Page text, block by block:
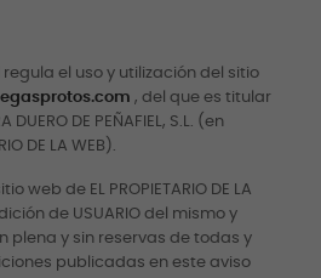
el uso y utilización del sitio
, del que es titular
DUERO DE PEÑAFIEL, S.L. (en
DE LA WEB).
web de EL PROPIETARIO DE LA
de USUARIO del mismo y
plena y sin reservas de todas y
publicadas en este aviso